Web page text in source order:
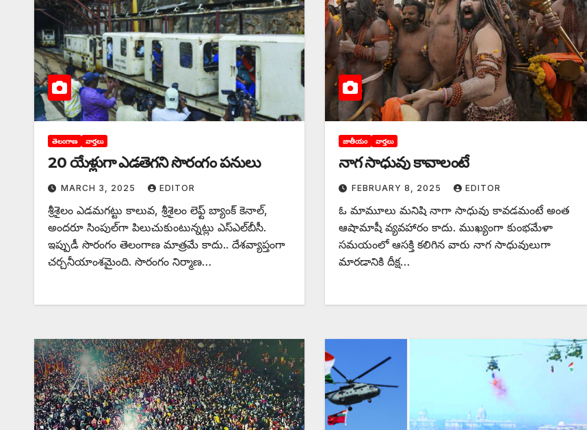
తెలంగాణ వార్తలు
20 యేళ్లుగా ఎడతెగని సొరంగం పనులు
MARCH 3, 2025 EDITOR
శ్రీశైలం ఎడమగట్టు కాలువ, శ్రీశైలం లెఫ్ట్‌ బ్యాంక్‌ కెనాల్‌,
అందరూ సింపుల్‌గా పిలుచుకుంటున్నట్లు ఎస్‌ఎల్‌బీసీ.
ఇప్పుడీ సొరంగం తెలంగాణ మాత్రమే కాదు.. దేశవ్యాప్తంగా
చర్చనీయాంశమైంది. సొరంగం నిర్మాణ…
జాతీయం వార్తలు
నాగ సాధువు కావాలంటే
FEBRUARY 8, 2025 EDITOR
ఓ ‌మామూలు మనిషి నాగా సాధువు కావడమంటే అంత
ఆషామాషీ వ్యవహారం కాదు. ముఖ్యంగా కుంభమేళా
సమయంలో ఆసక్తి కలిగిన వారు నాగ సాధువులుగా
మారడానికి దీక్ష…